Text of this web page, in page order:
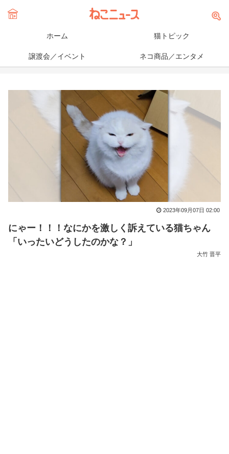
ホーム 猫トピック
譲渡会／イベント ネコ商品／エンタメ
にゃー！！！なにかを激しく訴えている猫ちゃん
「いったいどうしたのかな？」
2023年09月07日 02:00
大竹 晋平